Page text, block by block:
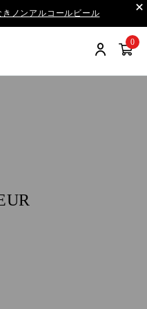
きノンアルコールビール
0